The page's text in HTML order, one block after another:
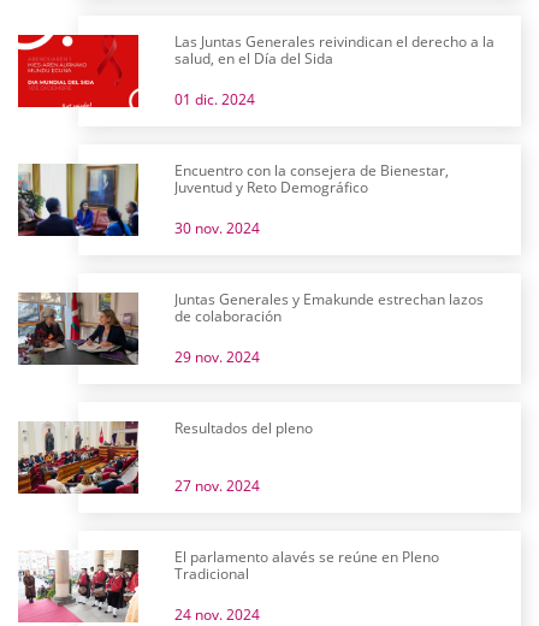
Las Juntas Generales reivindican el derecho a la
salud, en el Día del Sida
01 dic. 2024
Encuentro con la consejera de Bienestar,
Juventud y Reto Demográfico
30 nov. 2024
Juntas Generales y Emakunde estrechan lazos
de colaboración
29 nov. 2024
Resultados del pleno
27 nov. 2024
El parlamento alavés se reúne en Pleno
Tradicional
24 nov. 2024